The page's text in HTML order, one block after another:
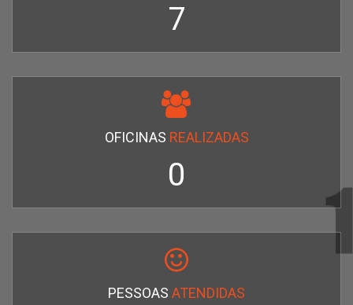
7
OFICINAS REALIZADAS
0
PESSOAS ATENDIDAS